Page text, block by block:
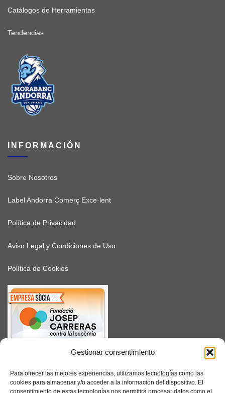
Gestionar consentimiento
Para ofrecer las mejores experiencias, utilizamos tecnologías como las
cookies para almacenar y/o acceder a la información del dispositivo. El
consentimiento de estas tecnologías nos permitirá procesar datos como el
Catálogos de Herramientas
Tendencias
INFORMACIÓN
Sobre Nosotros
Label Andorra Comerç Exce·lent
Política de Privacidad
Aviso Legal y Condiciones de Uso
Política de Cookies
SUSCRÍBETE